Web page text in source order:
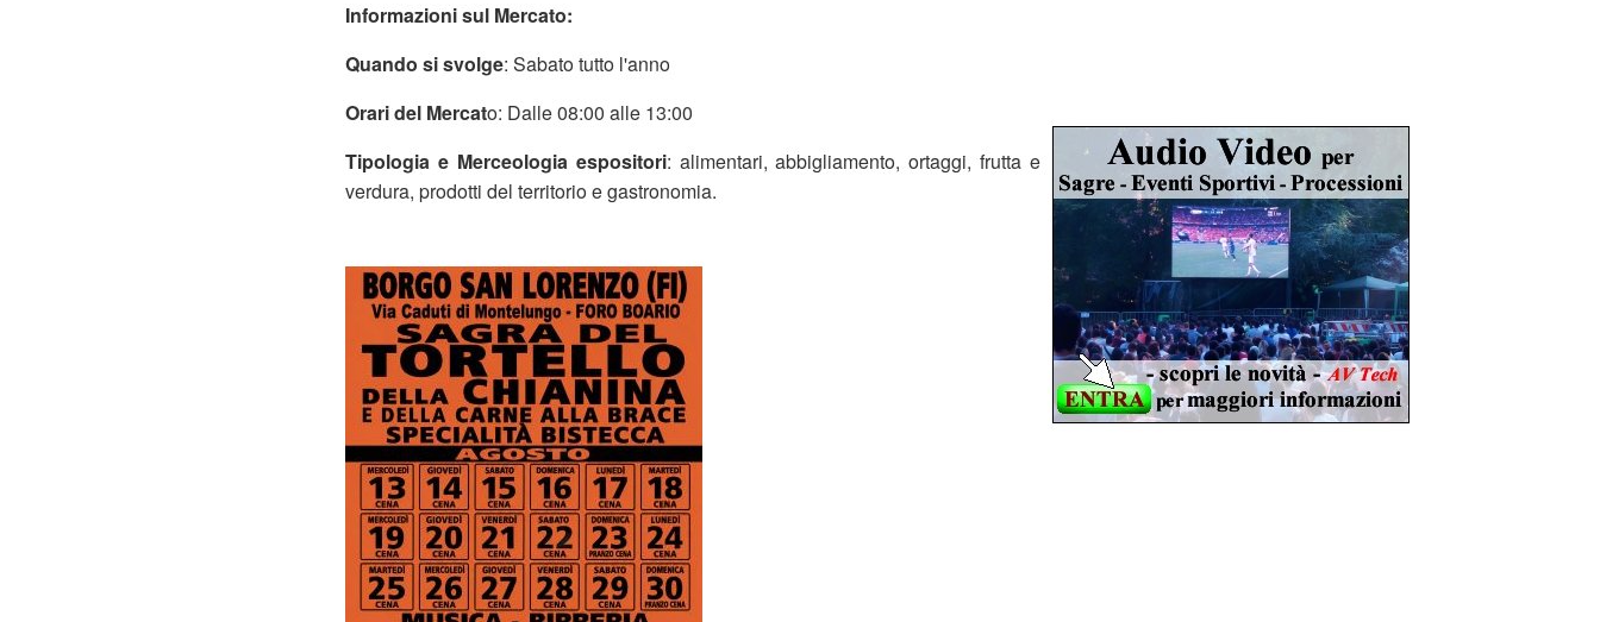
Informazioni sul Mercato:
Quando si svolge: Sabato tutto l'anno
Orari del Mercato: Dalle 08:00 alle 13:00
Tipologia e Merceologia espositori: alimentari, abbigliamento, ortaggi, frutta e
verdura, prodotti del territorio e gastronomia.